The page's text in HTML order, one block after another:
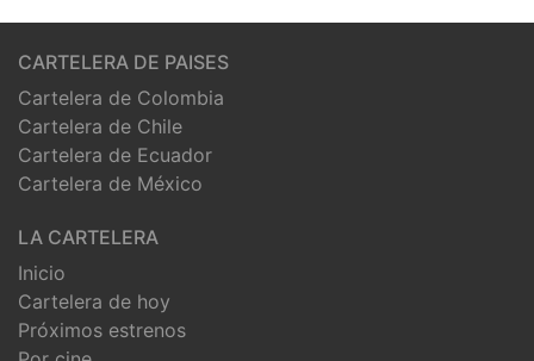
CARTELERA DE PAISES
Cartelera de Colombia
Cartelera de Chile
Cartelera de Ecuador
Cartelera de México
LA CARTELERA
Inicio
Cartelera de hoy
Próximos estrenos